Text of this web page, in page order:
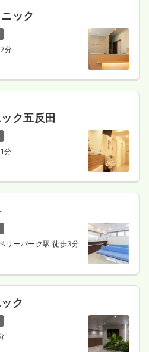
ック
分
ク五反田
分
リーパーク駅 徒歩3分
ク